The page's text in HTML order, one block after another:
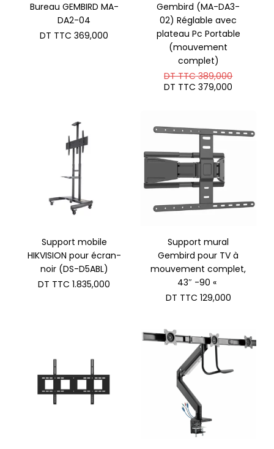
Bureau GEMBIRD MA-
DA2-04
DT TTC 369,000
Gembird (MA-DA3-
02) Réglable avec
plateau Pc Portable
(mouvement
complet)
DT TTC389,000Le
DT TTC 379,000
TTC
Support mobile
HIKVISION pour écran-
noir (DS-D5ABL)
DT TTC 1.835,000
Support mural
Gembird pour TV à
mouvement complet,
43″ -90 «
DT TTC 129,000